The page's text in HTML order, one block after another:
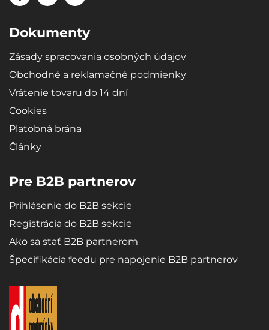
Dokumenty
Zásady spracovania osobných údajov
Obchodné a reklamačné podmienky
Vrátenie tovaru do 14 dní
Cookies
Platobná brána
Články
Pre B2B partnerov
Prihlásenie do B2B sekcie
Registrácia do B2B sekcie
Ako sa stať B2B partnerom
Špecifikácia feedu pre napojenie B2B partnerov